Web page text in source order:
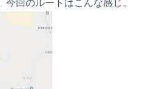
今回のルートはこんな感じ。